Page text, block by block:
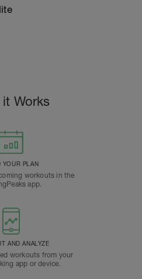
Works
YOUR PLAN
workouts in the
app.
AND ANALYZE
workouts from your
app or device.